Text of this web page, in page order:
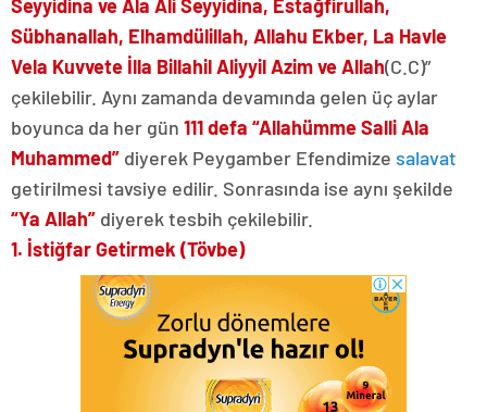
Seyyidina ve Ala Ali Seyyidina, Estağfirullah,
Sübhanallah, Elhamdülillah, Allahu Ekber, La Havle
Vela Kuvvete İlla Billahil Aliyyil Azim ve Allah(C.C)”
çekilebilir. Aynı zamanda devamında gelen üç aylar
boyunca da her gün 111 defa “Allahümme Salli Ala
Muhammed” diyerek Peygamber Efendimize salavat
getirilmesi tavsiye edilir. Sonrasında ise aynı şekilde
“Ya Allah” diyerek tesbih çekilebilir.
1. İstiğfar Getirmek (Tövbe)